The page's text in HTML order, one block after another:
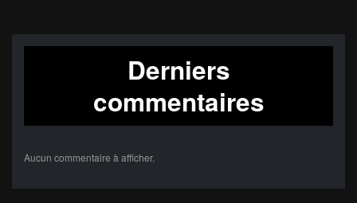
Derniers
commentaires
Aucun commentaire à afficher.